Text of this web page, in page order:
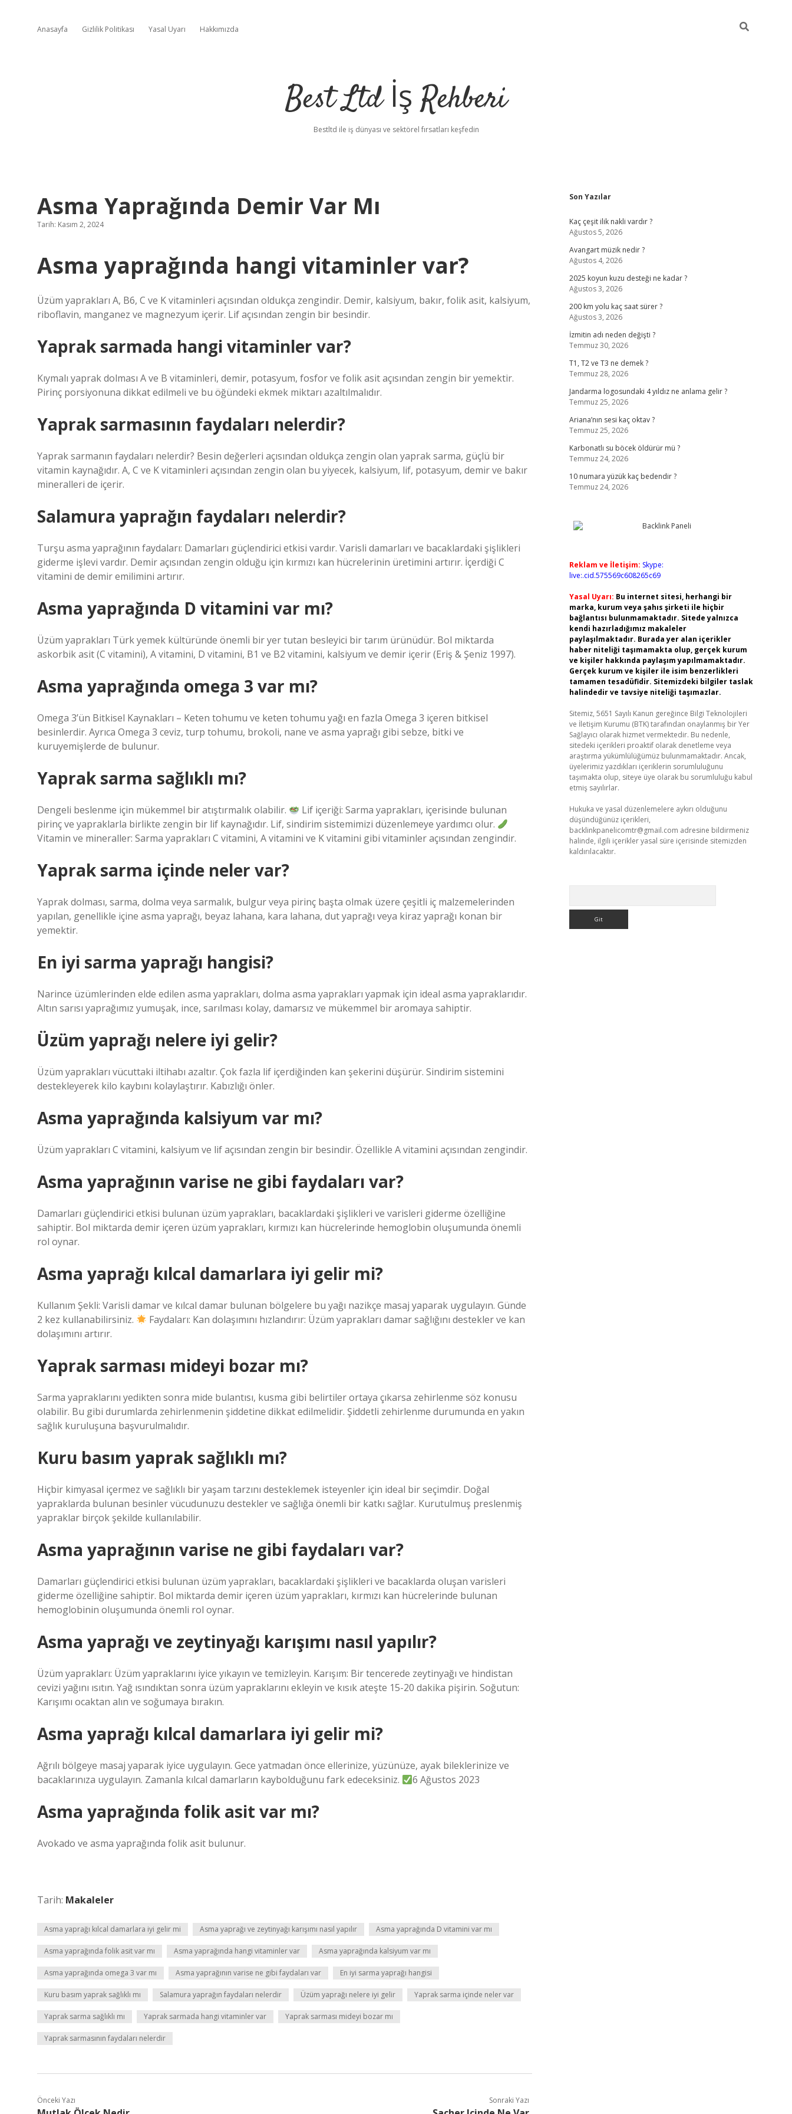
Anasayfa Gizlilik Politikası Yasal Uyarı Hakkımızda
Best Ltd İş Rehberi
Bestltd ile iş dünyası ve sektörel fırsatları keşfedin
Asma Yaprağında Demir Var Mı
Tarih: Kasım 2, 2024
Asma yaprağında hangi vitaminler var?
Üzüm yaprakları A, B6, C ve K vitaminleri açısından oldukça zengindir. Demir, kalsiyum, bakır, folik asit, kalsiyum,
riboflavin, manganez ve magnezyum içerir. Lif açısından zengin bir besindir.
Yaprak sarmada hangi vitaminler var?
Kıymalı yaprak dolması A ve B vitaminleri, demir, potasyum, fosfor ve folik asit açısından zengin bir yemektir.
Pirinç porsiyonuna dikkat edilmeli ve bu öğündeki ekmek miktarı azaltılmalıdır.
Yaprak sarmasının faydaları nelerdir?
Yaprak sarmanın faydaları nelerdir? Besin değerleri açısından oldukça zengin olan yaprak sarma, güçlü bir
vitamin kaynağıdır. A, C ve K vitaminleri açısından zengin olan bu yiyecek, kalsiyum, lif, potasyum, demir ve bakır
mineralleri de içerir.
Salamura yaprağın faydaları nelerdir?
Turşu asma yaprağının faydaları: Damarları güçlendirici etkisi vardır. Varisli damarları ve bacaklardaki şişlikleri
giderme işlevi vardır. Demir açısından zengin olduğu için kırmızı kan hücrelerinin üretimini artırır. İçerdiği C
vitamini de demir emilimini artırır.
Asma yaprağında D vitamini var mı?
Üzüm yaprakları Türk yemek kültüründe önemli bir yer tutan besleyici bir tarım ürünüdür. Bol miktarda
askorbik asit (C vitamini), A vitamini, D vitamini, B1 ve B2 vitamini, kalsiyum ve demir içerir (Eriş & Şeniz 1997).
Asma yaprağında omega 3 var mı?
Omega 3’ün Bitkisel Kaynakları – Keten tohumu ve keten tohumu yağı en fazla Omega 3 içeren bitkisel
besinlerdir. Ayrıca Omega 3 ceviz, turp tohumu, brokoli, nane ve asma yaprağı gibi sebze, bitki ve
kuruyemişlerde de bulunur.
Yaprak sarma sağlıklı mı?
Dengeli beslenme için mükemmel bir atıştırmalık olabilir.
Lif içeriği: Sarma yaprakları, içerisinde bulunan
pirinç ve yapraklarla birlikte zengin bir lif kaynağıdır. Lif, sindirim sistemimizi düzenlemeye yardımcı olur.
Vitamin ve mineraller: Sarma yaprakları C vitamini, A vitamini ve K vitamini gibi vitaminler açısından zengindir.
Yaprak sarma içinde neler var?
Yaprak dolması, sarma, dolma veya sarmalık, bulgur veya pirinç başta olmak üzere çeşitli iç malzemelerinden
yapılan, genellikle içine asma yaprağı, beyaz lahana, kara lahana, dut yaprağı veya kiraz yaprağı konan bir
yemektir.
En iyi sarma yaprağı hangisi?
Narince üzümlerinden elde edilen asma yaprakları, dolma asma yaprakları yapmak için ideal asma yapraklarıdır.
Altın sarısı yaprağımız yumuşak, ince, sarılması kolay, damarsız ve mükemmel bir aromaya sahiptir.
Üzüm yaprağı nelere iyi gelir?
Üzüm yaprakları vücuttaki iltihabı azaltır. Çok fazla lif içerdiğinden kan şekerini düşürür. Sindirim sistemini
destekleyerek kilo kaybını kolaylaştırır. Kabızlığı önler.
Asma yaprağında kalsiyum var mı?
Üzüm yaprakları C vitamini, kalsiyum ve lif açısından zengin bir besindir. Özellikle A vitamini açısından zengindir.
Asma yaprağının varise ne gibi faydaları var?
Damarları güçlendirici etkisi bulunan üzüm yaprakları, bacaklardaki şişlikleri ve varisleri giderme özelliğine
sahiptir. Bol miktarda demir içeren üzüm yaprakları, kırmızı kan hücrelerinde hemoglobin oluşumunda önemli
rol oynar.
Asma yaprağı kılcal damarlara iyi gelir mi?
Kullanım Şekli: Varisli damar ve kılcal damar bulunan bölgelere bu yağı nazikçe masaj yaparak uygulayın. Günde
2 kez kullanabilirsiniz.
Faydaları: Kan dolaşımını hızlandırır: Üzüm yaprakları damar sağlığını destekler ve kan
dolaşımını artırır.
Yaprak sarması mideyi bozar mı?
Sarma yapraklarını yedikten sonra mide bulantısı, kusma gibi belirtiler ortaya çıkarsa zehirlenme söz konusu
olabilir. Bu gibi durumlarda zehirlenmenin şiddetine dikkat edilmelidir. Şiddetli zehirlenme durumunda en yakın
sağlık kuruluşuna başvurulmalıdır.
Kuru basım yaprak sağlıklı mı?
Hiçbir kimyasal içermez ve sağlıklı bir yaşam tarzını desteklemek isteyenler için ideal bir seçimdir. Doğal
yapraklarda bulunan besinler vücudunuzu destekler ve sağlığa önemli bir katkı sağlar. Kurutulmuş preslenmiş
yapraklar birçok şekilde kullanılabilir.
Asma yaprağının varise ne gibi faydaları var?
Damarları güçlendirici etkisi bulunan üzüm yaprakları, bacaklardaki şişlikleri ve bacaklarda oluşan varisleri
giderme özelliğine sahiptir. Bol miktarda demir içeren üzüm yaprakları, kırmızı kan hücrelerinde bulunan
hemoglobinin oluşumunda önemli rol oynar.
Asma yaprağı ve zeytinyağı karışımı nasıl yapılır?
Üzüm yaprakları: Üzüm yapraklarını iyice yıkayın ve temizleyin. Karışım: Bir tencerede zeytinyağı ve hindistan
cevizi yağını ısıtın. Yağ ısındıktan sonra üzüm yapraklarını ekleyin ve kısık ateşte 15-20 dakika pişirin. Soğutun:
Karışımı ocaktan alın ve soğumaya bırakın.
Asma yaprağı kılcal damarlara iyi gelir mi?
Ağrılı bölgeye masaj yaparak iyice uygulayın. Gece yatmadan önce ellerinize, yüzünüze, ayak bileklerinize ve
bacaklarınıza uygulayın. Zamanla kılcal damarların kaybolduğunu fark edeceksiniz.
6 Ağustos 2023
Asma yaprağında folik asit var mı?
Avokado ve asma yaprağında folik asit bulunur.
Tarih: Makaleler
Asma yaprağı kılcal damarlara iyi gelir mi Asma yaprağı ve zeytinyağı karışımı nasıl yapılır Asma yaprağında D vitamini var mı
Asma yaprağında folik asit var mı Asma yaprağında hangi vitaminler var Asma yaprağında kalsiyum var mı
Asma yaprağında omega 3 var mı Asma yaprağının varise ne gibi faydaları var En iyi sarma yaprağı hangisi
Kuru basım yaprak sağlıklı mı Salamura yaprağın faydaları nelerdir Üzüm yaprağı nelere iyi gelir Yaprak sarma içinde neler var
Yaprak sarma sağlıklı mı Yaprak sarmada hangi vitaminler var Yaprak sarması mideyi bozar mı
Yaprak sarmasının faydaları nelerdir
Önceki Yazı Sonraki Yazı
Sidebar
Son Yazılar
Kaç çeşit ilik nakli vardır ?
Ağustos 5, 2026
Avangart müzik nedir ?
Ağustos 4, 2026
2025 koyun kuzu desteği ne kadar ?
Ağustos 3, 2026
200 km yolu kaç saat sürer ?
Ağustos 3, 2026
İzmitin adı neden değişti ?
Temmuz 30, 2026
T1, T2 ve T3 ne demek ?
Temmuz 28, 2026
Jandarma logosundaki 4 yıldız ne anlama gelir ?
Temmuz 25, 2026
Ariana’nın sesi kaç oktav ?
Temmuz 25, 2026
Karbonatlı su böcek öldürür mü ?
Temmuz 24, 2026
10 numara yüzük kaç bedendir ?
Temmuz 24, 2026
Reklam ve İletişim: Skype:
live:.cid.575569c608265c69
Yasal Uyarı: Bu internet sitesi, herhangi bir
marka, kurum veya şahıs şirketi ile hiçbir
bağlantısı bulunmamaktadır. Sitede yalnızca
kendi hazırladığımız makaleler
paylaşılmaktadır. Burada yer alan içerikler
haber niteliği taşımamakta olup, gerçek kurum
ve kişiler hakkında paylaşım yapılmamaktadır.
Gerçek kurum ve kişiler ile isim benzerlikleri
tamamen tesadüfidir. Sitemizdeki bilgiler taslak
halindedir ve tavsiye niteliği taşımazlar.
Sitemiz, 5651 Sayılı Kanun gereğince Bilgi Teknolojileri
ve İletişim Kurumu (BTK) tarafından onaylanmış bir Yer
Sağlayıcı olarak hizmet vermektedir. Bu nedenle,
sitedeki içerikleri proaktif olarak denetleme veya
araştırma yükümlülüğümüz bulunmamaktadır. Ancak,
üyelerimiz yazdıkları içeriklerin sorumluluğunu
taşımakta olup, siteye üye olarak bu sorumluluğu kabul
etmiş sayılırlar.
Hukuka ve yasal düzenlemelere aykırı olduğunu
düşündüğünüz içerikleri,
backlinkpanelicomtr@gmail.com adresine bildirmeniz
halinde, ilgili içerikler yasal süre içerisinde sitemizden
kaldırılacaktır.